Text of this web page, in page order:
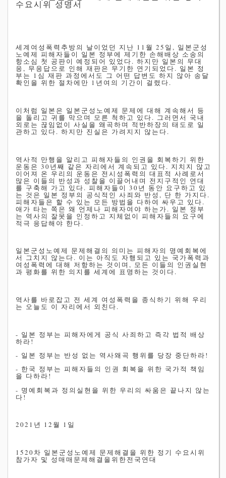
수요시위 성명서
세계여성폭력추방의 날이었던 지난 11월 25일, 일본군성
노예제 피해자들이 일본 정부에 제기한 손해배상 소송의
항소심 첫 공판이 예정되어 있었다. 하지만 일본의 무대
응, 무응답으로 인해 재판은 무기한 연기되었다. 일본 정
부는 1심 재판 과정에서도 그 어떤 답변도 하지 않아 송달
확인을 위한 절차에만 1년여의 기간이 걸렸다.
이처럼 일본은 일본군성노예제 문제에 대해 계속해서 등
을 돌리고 귀를 막으며 모른 척하고 있다. 그러면서 국내
외로는 끊임없이 사실을 왜곡하며 적반하장의 태도로 일
관하고 있다. 하지만 진실은 가려지지 않는다.
역사적 만행을 알리고 피해자들의 인권을 회복하기 위한
운동은 30년째 같은 자리에서 계속되고 있다. 지치지 않고
이어져 온 우리의 운동은 전시성폭력의 대표적 사례로서
많은 이들의 반성과 성찰을 이끌어내며 전지구적인 연대
를 구축해 가고 있다. 피해자들이 30년 동안 요구하고 있
는 것은 일본 정부의 공식적인 사죄와 반성, 단 한 가지다.
피해자들은 할 수 있는 모든 방법을 다하여 싸우고 있다.
애가 타는 쪽은 왜 언제나 피해자여야 하는가. 일본 정부
는 역사의 잘못을 인정하고 지체없이 피해자들의 요구에
적극 응답해야 한다.
일본군성노예제 문제해결의 의미는 피해자의 명예회복에
서 그치지 않는다. 이는 아직도 자행되고 있는 국가폭력과
여성폭력에 대해 저항하는 것이며, 모든 이들의 인권실현
과 평화를 위한 의지를 세계에 표명하는 것이다.
역사를 바로잡고 전 세계 여성폭력을 종식하기 위해 우리
는 오늘도 이 자리에서 외친다.
- 일본 정부는 피해자에게 공식 사죄하고 즉각 법적 배상
하라!
- 일본 정부는 반성 없는 역사왜곡 행위를 당장 중단하라!
- 한국 정부는 피해자들의 인권 회복을 위한 국가적 책임
을 다하라!
- 명예회복과 정의실현을 위한 우리의 싸움은 끝나지 않는
다!
2021년 12월 1일
1520차 일본군성노예제 문제해결을 위한 정기 수요시위
참가자 및 성매매문제해결을위한전국연대